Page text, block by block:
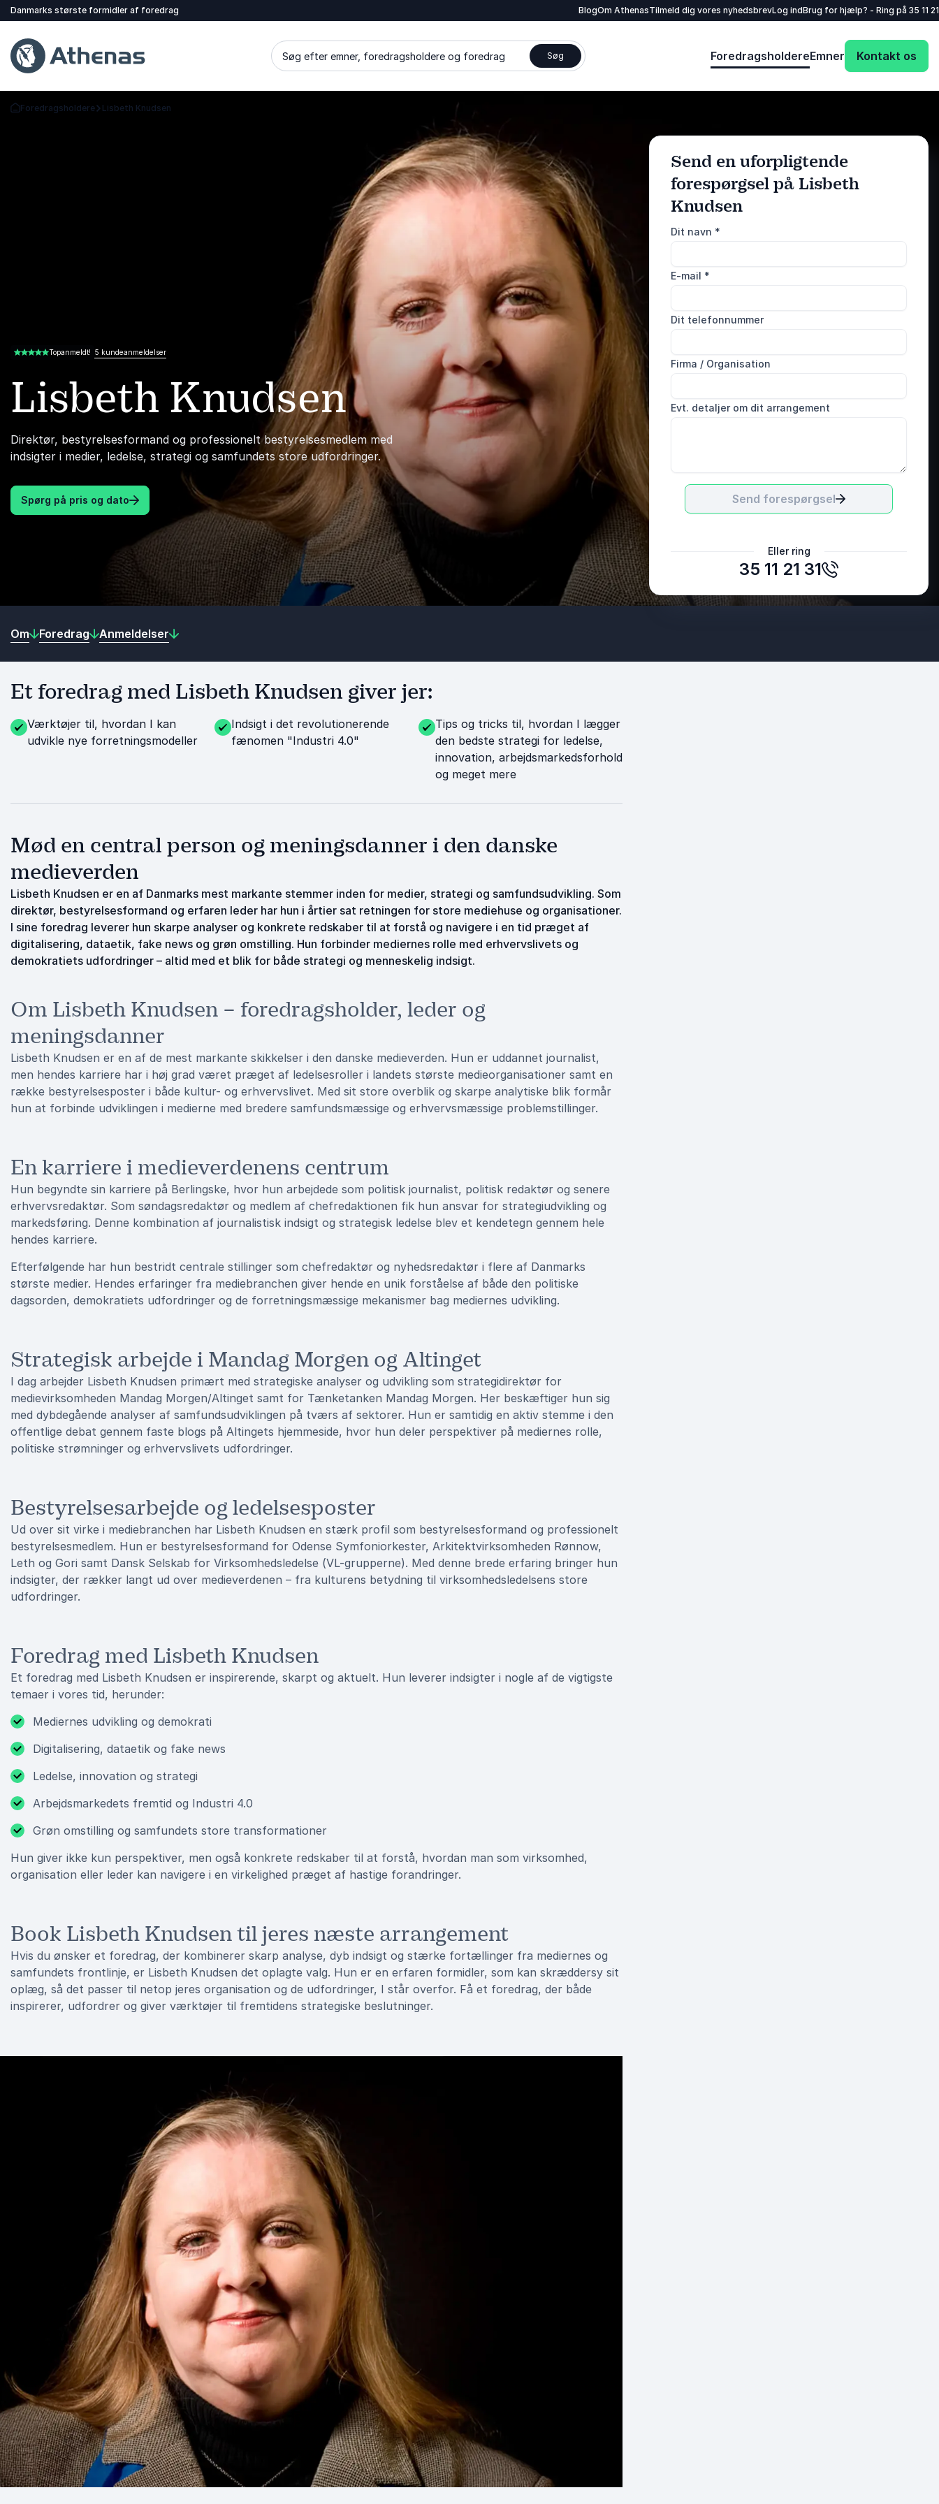
Danmarks største formidler af foredrag BlogOm AthenasTilmeld dig vores nyhedsbrevLog indBrug for hjælp? - Ring på 35 11
Søg efter emner, foredragsholdere og foredrag Søg ForedragsholdereEmner Kontakt os
Tilbage til forsiden
Foredragsholdere Lisbeth Knudsen
Lisbeth Knudsen
Direktør, bestyrelsesformand og professionelt bestyrelsesmedlem med
indsigter i medier, ledelse, strategi og samfundets store udfordringer.
Spørg på pris og dato
5.00 ud af 5Topanmeldt! 5 kundeanmeldelser
Send en uforpligtende
forespørgsel på Lisbeth
Knudsen
Dit navn *
E-mail *
Dit telefonnummer
Firma / Organisation
Evt. detaljer om dit arrangement
Send forespørgsel
Eller ring
35 11 21 31
Den opsøgende indsats for uddannelse og
kompetenceudvikling
Send forespørgsel
Om Foredrag Anmeldelser
Et foredrag med Lisbeth Knudsen giver jer:
Værktøjer til, hvordan I kan
udvikle nye forretningsmodeller
Indsigt i det revolutionerende
fænomen "Industri 4.0"
Tips og tricks til, hvordan I lægger
den bedste strategi for ledelse,
innovation, arbejdsmarkedsforhold
og meget mere
Mød en central person og meningsdanner i den danske
medieverden
Lisbeth Knudsen er en af Danmarks mest markante stemmer inden for medier, strategi og samfundsudvikling. Som
direktør, bestyrelsesformand og erfaren leder har hun i årtier sat retningen for store mediehuse og organisationer.
I sine foredrag leverer hun skarpe analyser og konkrete redskaber til at forstå og navigere i en tid præget af
digitalisering, dataetik, fake news og grøn omstilling. Hun forbinder mediernes rolle med erhvervslivets og
demokratiets udfordringer – altid med et blik for både strategi og menneskelig indsigt.
Om Lisbeth Knudsen – foredragsholder, leder og
meningsdanner
Lisbeth Knudsen er en af de mest markante skikkelser i den danske medieverden. Hun er uddannet journalist,
men hendes karriere har i høj grad været præget af ledelsesroller i landets største medieorganisationer samt en
række bestyrelsesposter i både kultur- og erhvervslivet. Med sit store overblik og skarpe analytiske blik formår
hun at forbinde udviklingen i medierne med bredere samfundsmæssige og erhvervsmæssige problemstillinger.
En karriere i medieverdenens centrum
Hun begyndte sin karriere på Berlingske, hvor hun arbejdede som politisk journalist, politisk redaktør og senere
erhvervsredaktør. Som søndagsredaktør og medlem af chefredaktionen fik hun ansvar for strategiudvikling og
markedsføring. Denne kombination af journalistisk indsigt og strategisk ledelse blev et kendetegn gennem hele
hendes karriere.
Efterfølgende har hun bestridt centrale stillinger som chefredaktør og nyhedsredaktør i flere af Danmarks
største medier. Hendes erfaringer fra mediebranchen giver hende en unik forståelse af både den politiske
dagsorden, demokratiets udfordringer og de forretningsmæssige mekanismer bag mediernes udvikling.
Strategisk arbejde i Mandag Morgen og Altinget
I dag arbejder Lisbeth Knudsen primært med strategiske analyser og udvikling som strategidirektør for
medievirksomheden Mandag Morgen/Altinget samt for Tænketanken Mandag Morgen. Her beskæftiger hun sig
med dybdegående analyser af samfundsudviklingen på tværs af sektorer. Hun er samtidig en aktiv stemme i den
offentlige debat gennem faste blogs på Altingets hjemmeside, hvor hun deler perspektiver på mediernes rolle,
politiske strømninger og erhvervslivets udfordringer.
Bestyrelsesarbejde og ledelsesposter
Ud over sit virke i mediebranchen har Lisbeth Knudsen en stærk profil som bestyrelsesformand og professionelt
bestyrelsesmedlem. Hun er bestyrelsesformand for Odense Symfoniorkester, Arkitektvirksomheden Rønnow,
Leth og Gori samt Dansk Selskab for Virksomhedsledelse (VL-grupperne). Med denne brede erfaring bringer hun
indsigter, der rækker langt ud over medieverdenen – fra kulturens betydning til virksomhedsledelsens store
udfordringer.
Foredrag med Lisbeth Knudsen
Et foredrag med Lisbeth Knudsen er inspirerende, skarpt og aktuelt. Hun leverer indsigter i nogle af de vigtigste
temaer i vores tid, herunder:
Mediernes udvikling og demokrati
Digitalisering, dataetik og fake news
Ledelse, innovation og strategi
Arbejdsmarkedets fremtid og Industri 4.0
Grøn omstilling og samfundets store transformationer
Hun giver ikke kun perspektiver, men også konkrete redskaber til at forstå, hvordan man som virksomhed,
organisation eller leder kan navigere i en virkelighed præget af hastige forandringer.
Book Lisbeth Knudsen til jeres næste arrangement
Hvis du ønsker et foredrag, der kombinerer skarp analyse, dyb indsigt og stærke fortællinger fra mediernes og
samfundets frontlinje, er Lisbeth Knudsen det oplagte valg. Hun er en erfaren formidler, som kan skræddersy sit
oplæg, så det passer til netop jeres organisation og de udfordringer, I står overfor. Få et foredrag, der både
inspirerer, udfordrer og giver værktøjer til fremtidens strategiske beslutninger.